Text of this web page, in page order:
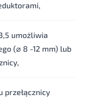
umożliwia
(⌀ 8 -12 mm) lub
przełącznicy